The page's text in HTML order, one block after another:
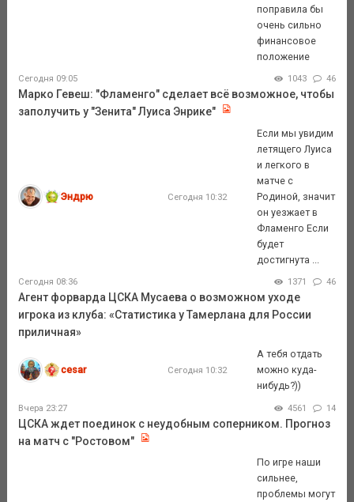
поправила бы
очень сильно
финансовое
положение
Сегодня 09:05 1043 46
Марко Гевеш: "Фламенго" сделает всё возможное, чтобы
заполучить у "Зенита" Луиса Энрике"
Эндрю Сегодня 10:32
Если мы увидим
летящего Луиса
и легкого в
матче с
Родиной, значит
он уезжает в
Фламенго Если
будет
достигнута ...
Сегодня 08:36 1371 46
Агент форварда ЦСКА Мусаева о возможном уходе
игрока из клуба: «Статистика у Тамерлана для России
приличная»
cesar Сегодня 10:32
А тебя отдать
можно куда-
нибудь?))
Вчера 23:27 4561 14
ЦСКА ждет поединок с неудобным соперником. Прогноз
на матч с "Ростовом"
По игре наши
сильнее,
проблемы могут